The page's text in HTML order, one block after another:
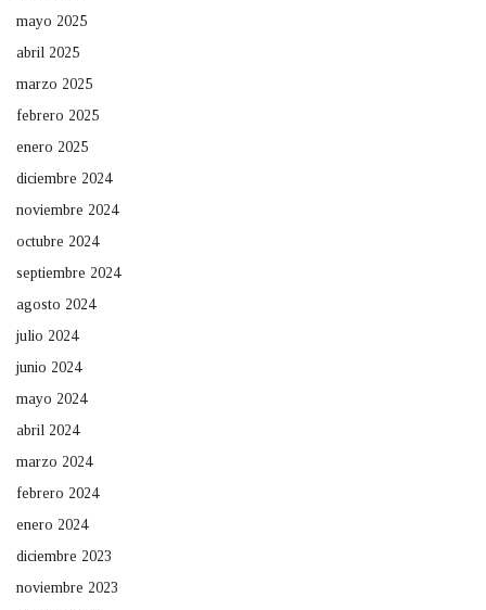
mayo 2025
abril 2025
marzo 2025
febrero 2025
enero 2025
diciembre 2024
noviembre 2024
octubre 2024
septiembre 2024
agosto 2024
julio 2024
junio 2024
mayo 2024
abril 2024
marzo 2024
febrero 2024
enero 2024
diciembre 2023
noviembre 2023